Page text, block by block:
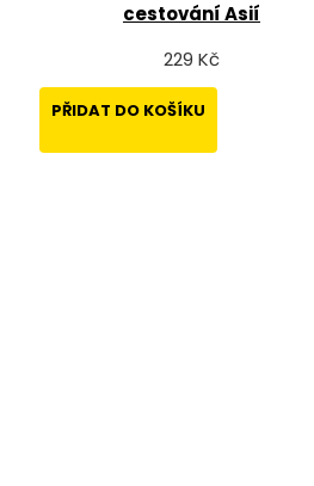
cestování Asií
229 Kč
PŘIDAT DO KOŠÍKU